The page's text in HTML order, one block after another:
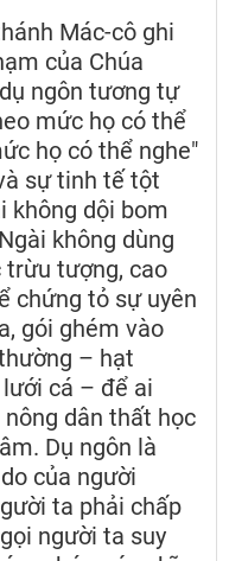
Mác-cô ghi
của Chúa
ngôn tương tự
mức họ có thể
họ có thể nghe"
sự tinh tế tột
không dội bom
không dùng
trừu tượng, cao
chứng tỏ sự uyên
gói ghém vào
– hạt
cá – để ai
dân thất học
Dụ ngôn là
của người
ta phải chấp
người ta suy